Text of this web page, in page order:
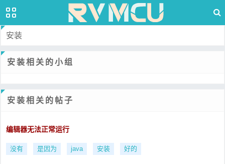
安装
安装相关的小组
安装相关的帖子
编辑器无法正常运行
没有 是因为 java 安装 好的